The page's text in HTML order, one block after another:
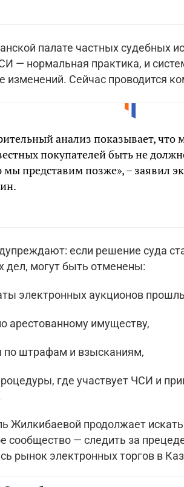
палате частных судебных
— нормальная практика, и
изменений. Сейчас проводится
анализ показывает, что
покупателей быть не
представим позже», – заявил
если решение суда
дел, могут быть отменены:
электронных аукционов
арестованному имуществу,
по штрафам и взысканиям,
где участвует ЧСИ и
Жилкибаевой продолжает
сообщество — следить за
рынок электронных торгов в